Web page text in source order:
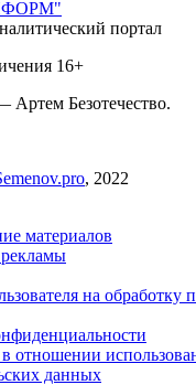
портал
16+
Артем Безотечество.
, 2022
материалов
на обработку
отношении
данных